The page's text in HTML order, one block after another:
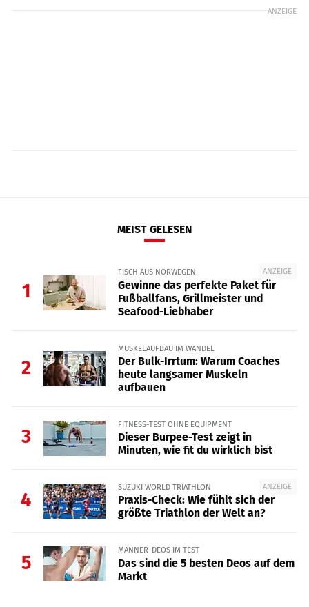
ANZEIGE
MEIST GELESEN
1
ANZEIGE
FISCH AUS NORWEGEN
Gewinne das perfekte Paket für
Fußballfans, Grillmeister und
Seafood-Liebhaber
2
MUSKELAUFBAU IM WANDEL
Der Bulk-Irrtum: Warum Coaches
heute langsamer Muskeln
aufbauen
3
FITNESS-TEST OHNE EQUIPMENT
Dieser Burpee-Test zeigt in
Minuten, wie fit du wirklich bist
4
ANZEIGE
SUZUKI WORLD TRIATHLON
Praxis-Check: Wie fühlt sich der
größte Triathlon der Welt an?
5
MÄNNER-DEOS IM TEST
Das sind die 5 besten Deos auf dem
Markt